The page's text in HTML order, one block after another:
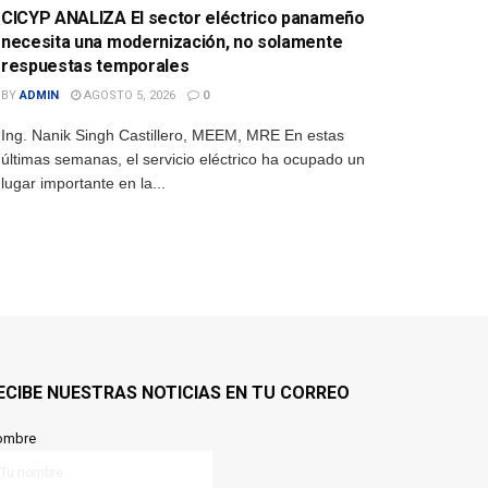
CICYP ANALIZA El sector eléctrico panameño
necesita una modernización, no solamente
respuestas temporales
BY ADMIN AGOSTO 5, 2026 0
Ing. Nanik Singh Castillero, MEEM, MRE En estas
últimas semanas, el servicio eléctrico ha ocupado un
lugar importante en la...
NUESTRAS NOTICIAS EN TU CORREO